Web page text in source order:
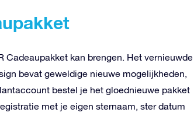
Cadeaupakket kan brengen. Het vernieuwde
bevat geweldige nieuwe mogelijkheden,
bestel je het gloednieuwe pakket
met je eigen sternaam, ster datum